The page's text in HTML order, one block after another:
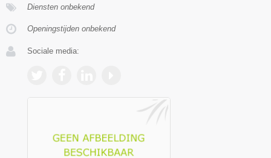
Diensten onbekend
Openingstijden onbekend
Sociale media: